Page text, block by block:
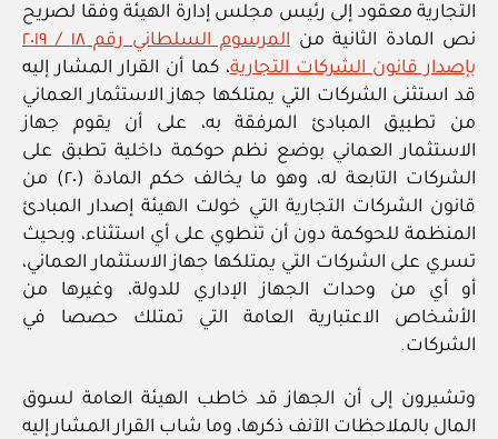
التجارية معقود إلى رئيس مجلس إدارة الهيئة وفقا لصريح
نص المادة الثانية من
المرسوم السلطاني رقم ١٨ / ٢٠١٩
بإصدار قانون الشركات التجارية، كما أن القرار المشار إليه
قد استثنى الشركات التي يمتلكها جهاز الاستثمار العماني
من تطبيق المبادئ المرفقة به، على أن يقوم جهاز
الاستثمار العماني بوضع نظم حوكمة داخلية تطبق على
الشركات التابعة له، وهو ما يخالف حكم المادة (٢٠) من
قانون الشركات التجارية التي خولت الهيئة إصدار المبادئ
المنظمة للحوكمة دون أن تنطوي على أي استثناء، وبحيث
تسري على الشركات التي يمتلكها جهاز الاستثمار العماني،
أو أي من وحدات الجهاز الإداري للدولة، وغيرها من
الأشخاص الاعتبارية العامة التي تمتلك حصصا في
الشركات.
وتشيرون إلى أن الجهاز قد خاطب الهيئة العامة لسوق
المال بالملاحظات الآنف ذكرها، وما شاب القرار المشار إليه